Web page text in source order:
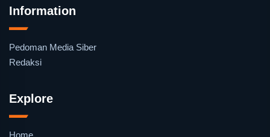
Information
Pedoman Media Siber
Redaksi
Explore